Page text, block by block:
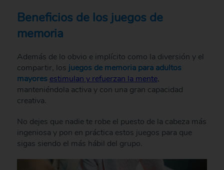
Beneficios de los juegos de
memoria
Además de lo obvio e implícito como la diversión y el
compartir, los juegos de memoria para adultos
mayores estimulan y refuerzan la mente,
manteniéndola activa y con una gran capacidad
creativa.
No dejes que nadie te robe el puesto de la cabeza más
ingeniosa y pon en práctica estos juegos para que
sigas siendo el más hábil del grupo.